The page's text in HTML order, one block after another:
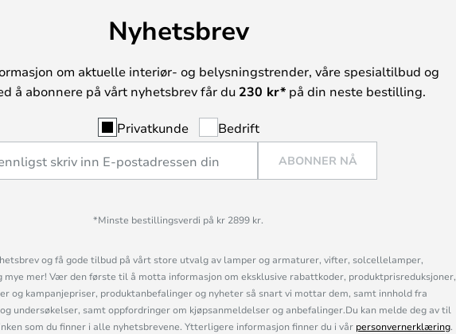
Nyhetsbrev
om aktuelle interiør- og belysningstrender, våre spesialtilbud og
å abonnere på vårt nyhetsbrev får du 230 kr*på din neste bestilling.
Privatkunde Bedrift
ABONNER NÅ
*Minste bestillingsverdi på kr 2899 kr.
og få gode tilbud på vårt store utvalg av lamper og armaturer, vifter, solcellelamper,
mer! Vær den første til å motta informasjon om eksklusive rabattkoder, produktprisreduksjoner,
og kampanjepriser, produktanbefalinger og nyheter så snart vi mottar dem, samt innhold fra
undersøkelser, samt oppfordringer om kjøpsanmeldelser og anbefalinger.Du kan melde deg av til
som du finner i alle nyhetsbrevene. Ytterligere informasjon finner du i vår personvernerklæring.